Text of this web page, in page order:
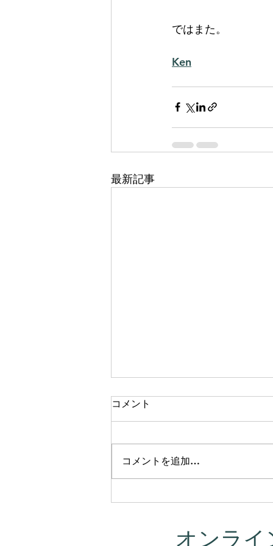
ではまた。
Ken
最新記事
無料オンライン講座を開催し
コメント
コメントを追加…
オンライ